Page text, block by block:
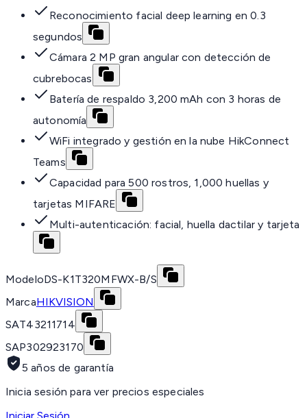
Reconocimiento facial deep learning en 0.3
segundos
Cámara 2 MP gran angular con detección de
cubrebocas
Batería de respaldo 3,200 mAh con 3 horas de
autonomía
WiFi integrado y gestión en la nube HikConnect
Teams
Capacidad para 500 rostros, 1,000 huellas y
tarjetas MIFARE
Multi-autenticación: facial, huella dactilar y tarjeta
ModeloDS-K1T320MFWX-B/S
MarcaHIKVISION
SAT43211714
SAP302923170
5 años de garantía
Inicia sesión para ver precios especiales